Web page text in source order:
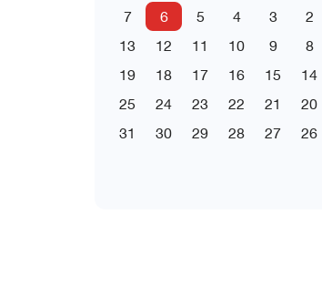
2
3
4
5
6
7
8
9
10
11
12
13
14
15
16
17
18
19
20
21
22
23
24
25
26
27
28
29
30
31